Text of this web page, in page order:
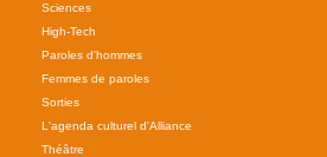
Sciences
High-Tech
Paroles d'hommes
Femmes de paroles
Sorties
L'agenda culturel d'Alliance
Théâtre